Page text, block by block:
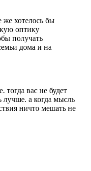
же хотелось бы
оптику
получать
дома и на
тогда вас не будет
а когда мысль
ничто мешать не